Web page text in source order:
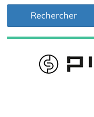
Rechercher